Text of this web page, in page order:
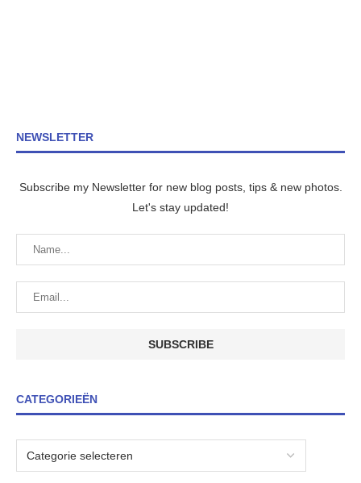
NEWSLETTER
Subscribe my Newsletter for new blog posts, tips & new photos.
Let's stay updated!
CATEGORIEËN